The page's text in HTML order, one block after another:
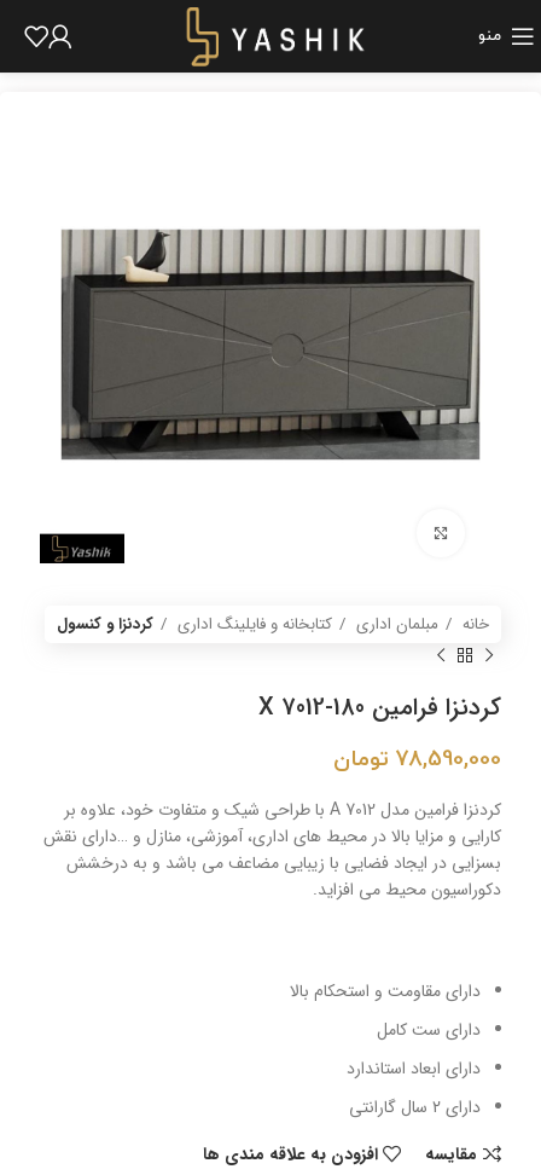
منو
خانه مبلمان اداری کتابخانه و فایلینگ اداری کردنزا و کنسول
کردنزا فرامین X 7012-180
78,590,000 تومان
کردنزا فرامین مدل A 7012 با طراحی شیک و متفاوت خود، علاوه بر
کارایی و مزایا بالا در محیط های اداری، آموزشی، منازل و …دارای نقش
بسزایی در ایجاد فضایی با زیبایی مضاعف می باشد و به درخشش
دکوراسیون محیط می افزاید.
دارای مقاومت و استحکام بالا
دارای ست کامل
دارای ابعاد استاندارد
دارای 2 سال گارانتی
مقایسه
افزودن به علاقه مندی ها